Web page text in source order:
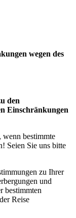
wegen des
den
Einschränkungen
wenn bestimmte
Seien Sie uns bitte
zu Ihrer
und
bestimmten
Reise